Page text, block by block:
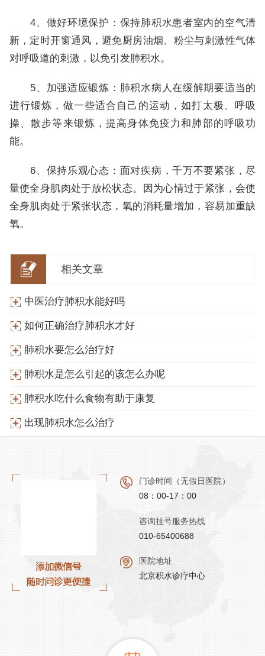
4、做好环境保护：保持肺积水患者室内的空气清
新，定时开窗通风，避免厨房油烟、粉尘与刺激性气体
对呼吸道的刺激，以免引发肺积水。
5、加强适应锻炼：肺积水病人在缓解期要适当的
进行锻炼，做一些适合自己的运动，如打太极、呼吸
操、散步等来锻炼，提高身体免疫力和肺部的呼吸功
能。
6、保持乐观心态：面对疾病，千万不要紧张，尽
量使全身肌肉处于放松状态。因为心情过于紧张，会使
全身肌肉处于紧张状态，氧的消耗量增加，容易加重缺
氧。
相关文章
中医治疗肺积水能好吗
如何正确治疗肺积水才好
肺积水要怎么治疗好
肺积水是怎么引起的该怎么办呢
肺积水吃什么食物有助于康复
出现肺积水怎么治疗
门诊时间（无假日医院）
08：00-17：00
咨询挂号服务热线
010-65400688
医院地址
北京积水诊疗中心